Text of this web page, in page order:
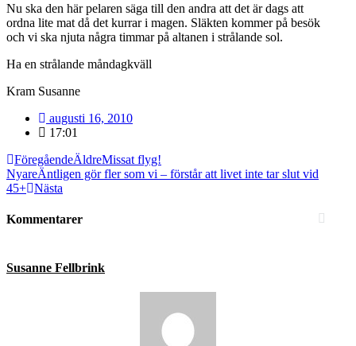
Nu ska den här pelaren säga till den andra att det är dags att
ordna lite mat då det kurrar i magen. Släkten kommer på besök
och vi ska njuta några timmar på altanen i strålande sol.
Ha en strålande måndagkväll
Kram Susanne
augusti 16, 2010
17:01
FöregåendeÄldreMissat flyg!
NyareÄntligen gör fler som vi – förstår att livet inte tar slut vid
45+ Nästa
Kommentarer
Susanne Fellbrink